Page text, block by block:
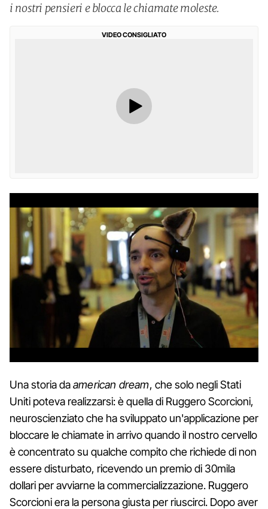
i nostri pensieri e blocca le chiamate moleste.
VIDEO CONSIGLIATO
Una storia daamerican dream, che solo negli Stati
Uniti poteva realizzarsi: è quella di Ruggero Scorcioni,
neuroscienziato che ha sviluppato un'applicazione per
bloccare le chiamate in arrivo quando il nostro cervello
è concentrato su qualche compito che richiede di non
essere disturbato, ricevendo un premio di 30mila
dollari per avviarne la commercializzazione. Ruggero
Scorcioni era la persona giusta per riuscirci. Dopo aver